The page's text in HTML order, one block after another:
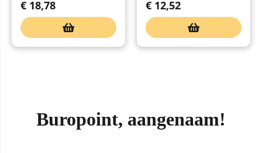
€ 18,78 € 12,52
Buropoint, aangenaam!